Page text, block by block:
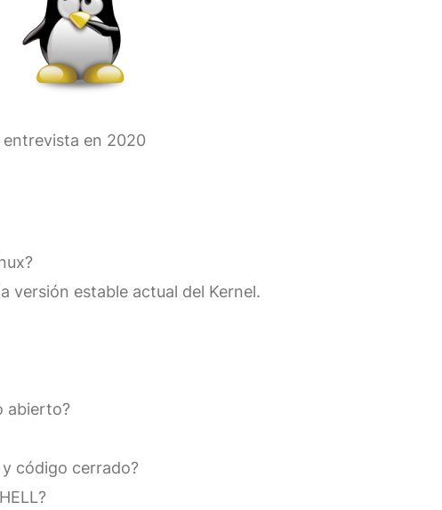
en 2020
versión estable actual del Kernel.
abierto?
código cerrado?